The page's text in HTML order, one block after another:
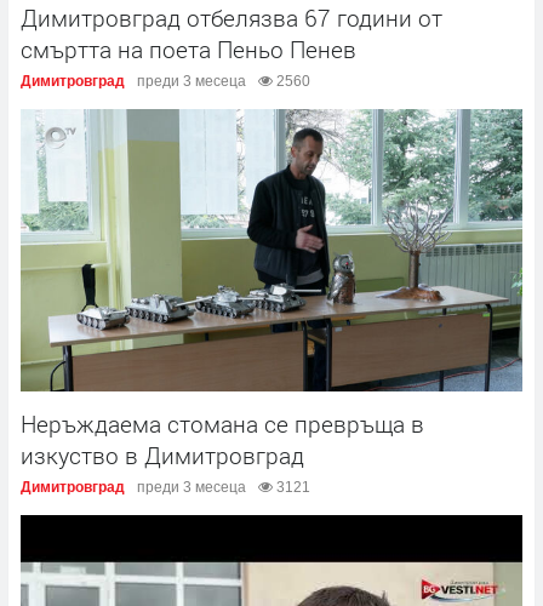
Димитровград отбелязва 67 години от
смъртта на поета Пеньо Пенев
Димитровград преди 3 месеца 2560
Неръждаема стомана се превръща в
изкуство в Димитровград
Димитровград преди 3 месеца 3121